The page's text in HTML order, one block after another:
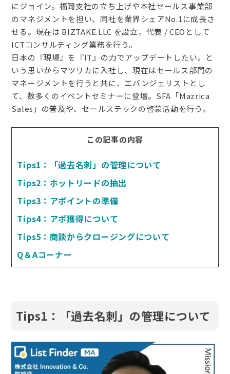
にジョイン。福岡支社の立ち上げや本社セールス事業部
のマネジメントを担い、同社を業界シェアNo.1に成長さ
せる。現在は BIZTAKE.LLC を設立。代表 / CEOとして
ICTコンサルティング業務を行う。
日本の『現場』を『IT』の力でアップデートしたい。と
いう思いからマツリカに入社し、現在はセールス部門の
マネージメントを行うと共に、エバンジェリストとし
て、数多くのイベントセミナーに登壇。SFA「Mazrica
Sales」の普及や、セールステックの啓蒙活動を行う。
この記事の内容
Tips1：「過去名刺」の管理について
Tips2：ホットリードの抽出
Tips3：アポイントの準備
Tips4：アポ獲得について
Tips5：商談からクロージングについて
Q＆Aコーナー
Tips1：「過去名刺」の管理について